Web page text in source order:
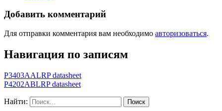
Добавить комментарий
Для отправки комментария вам необходимо авторизоваться.
Навигация по записям
P3403AALRP datasheet
P4202ABLRP datasheet
Найти: